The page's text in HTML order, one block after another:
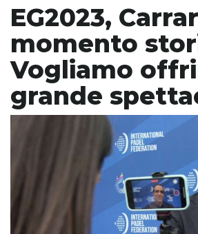
EG2023,
momento
Vogliamo
grande